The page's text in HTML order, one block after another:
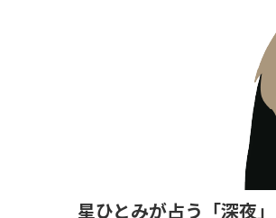
星ひとみが占う「深夜